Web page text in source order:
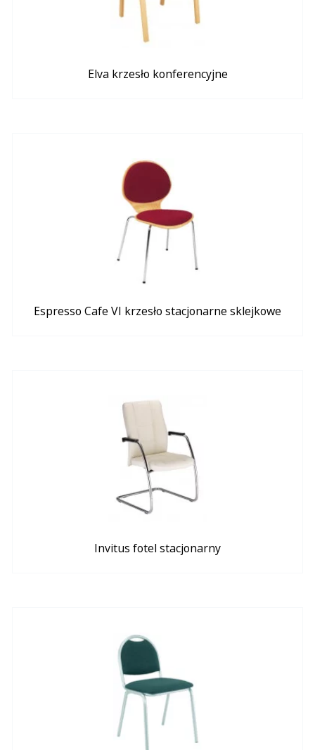
Elva krzesło konferencyjne
Espresso Cafe VI krzesło stacjonarne sklejkowe
Invitus fotel stacjonarny